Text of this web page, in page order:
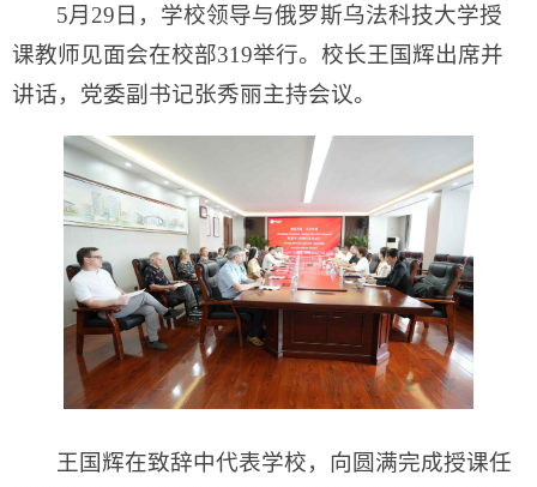
5月29日，学校领导与俄罗斯乌法科技大学授
课教师见面会在校部319举行。校长王国辉出席并
讲话，党委副书记张秀丽主持会议。
王国辉在致辞中代表学校，向圆满完成授课任